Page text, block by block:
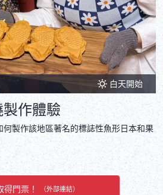
白天開始
作體驗
製作該地區著名的標誌性魚形日本和果
得門票！ （外部連結）